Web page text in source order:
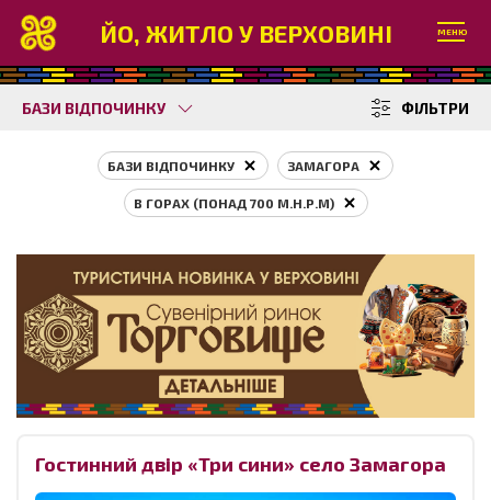
ЙО, ЖИТЛО У ВЕРХОВИНІ МЕНЮ
БАЗИ ВІДПОЧИНКУ ФІЛЬТРИ
БАЗИ ВІДПОЧИНКУ ЗАМАГОРА
В ГОРАХ (ПОНАД 700 М.Н.Р.М)
Гостинний двір «Три сини» село Замагора